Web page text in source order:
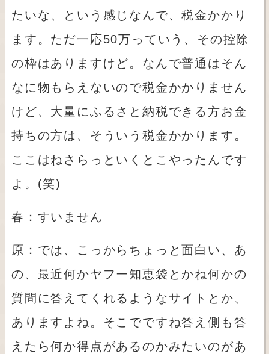
たいな、という感じなんで、税金かかり
ます。ただ一応50万っていう、その控除
の枠はありますけど。なんで普通はそん
なに物もらえないので税金かかりません
けど、大量にふるさと納税できる方お金
持ちの方は、そういう税金かかります。
ここはねさらっといくとこやったんです
よ。 (笑)
春：すいません
原：では、こっからちょっと面白い、あ
の、最近何かヤフー知恵袋とかね何かの
質問に答えてくれるようなサイトとか、
ありますよね。そこでですね答え側も答
えたら何か得点があるのかみたいのがあ